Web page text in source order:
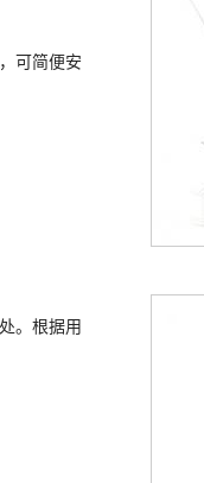
可简便安
。根据用